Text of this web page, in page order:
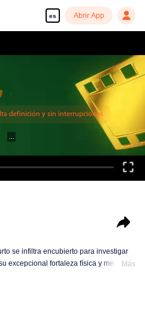
es Abrir App
se infiltra encubierto para investigar
excepcional fortaleza física y mental,Más